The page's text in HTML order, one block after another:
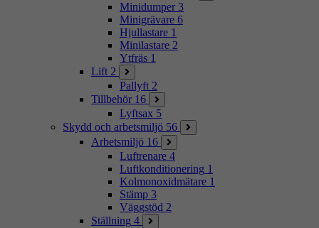
Minidumper 3
Minigrävare 6
Hjullastare 1
Minilastare 2
Ytfräs 1
Lift 2
Pallyft 2
Tillbehör 16
Lyftsax 5
Skydd och arbetsmiljö 56
Arbetsmiljö 16
Luftrenare 4
Luftkonditionering 1
Kolmonoxidmätare 1
Stämp 3
Väggstöd 2
Ställning 4